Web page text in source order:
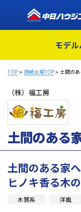
モデ
TOP 岡崎会場TOP 土間のあ
（株）福工房
土間のある
土間のある家
ヒノキ香る木
木質系 洋風